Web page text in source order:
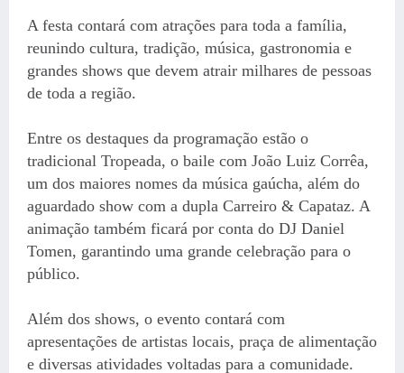
A festa contará com atrações para toda a família,
reunindo cultura, tradição, música, gastronomia e
grandes shows que devem atrair milhares de pessoas
de toda a região.
Entre os destaques da programação estão o
tradicional Tropeada, o baile com João Luiz Corrêa,
um dos maiores nomes da música gaúcha, além do
aguardado show com a dupla Carreiro & Capataz. A
animação também ficará por conta do DJ Daniel
Tomen, garantindo uma grande celebração para o
público.
Além dos shows, o evento contará com
apresentações de artistas locais, praça de alimentação
e diversas atividades voltadas para a comunidade.